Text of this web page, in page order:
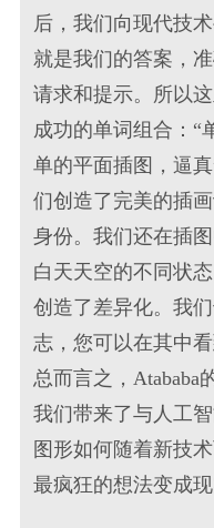
后，我们向现代技
就是我们的答案，
请求和提示。所以
成功的单词组合：“
单的平面插图，逼
们创造了完美的插
身份。我们还在插
白天天空的不同状
创造了差异化。我
志 ，您可以在其中
总而言之，Atababa
我们带来了与人工
图形如何随着新技
最疯狂的想法变成现